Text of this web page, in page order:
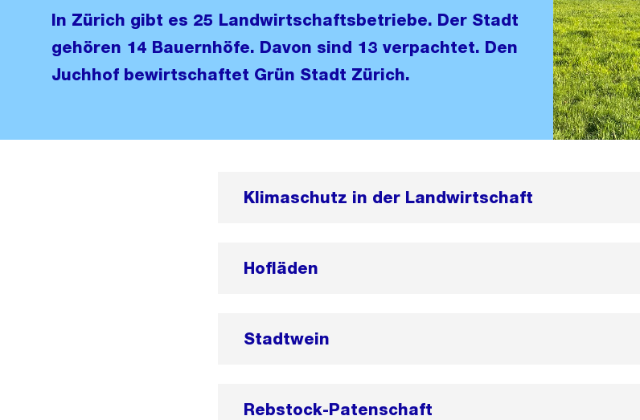
In Zürich gibt es 25 Landwirtschaftsbetriebe. Der Stadt
gehören 14 Bauernhöfe. Davon sind 13 verpachtet. Den
Juchhof bewirtschaftet Grün Stadt Zürich.
Klimaschutz in der Landwirtschaft
Hofläden
Stadtwein
Rebstock-Patenschaft